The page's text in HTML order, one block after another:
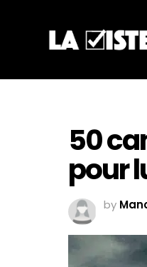
50
pour
by